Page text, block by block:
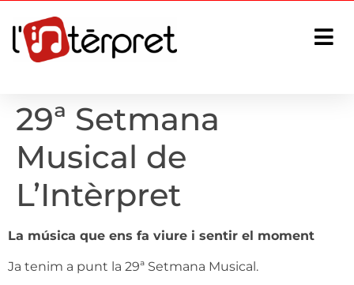
29ª Setmana
Musical de
L’Intèrpret
La música que ens fa viure i sentir el moment
Ja tenim a punt la 29ª Setmana Musical.